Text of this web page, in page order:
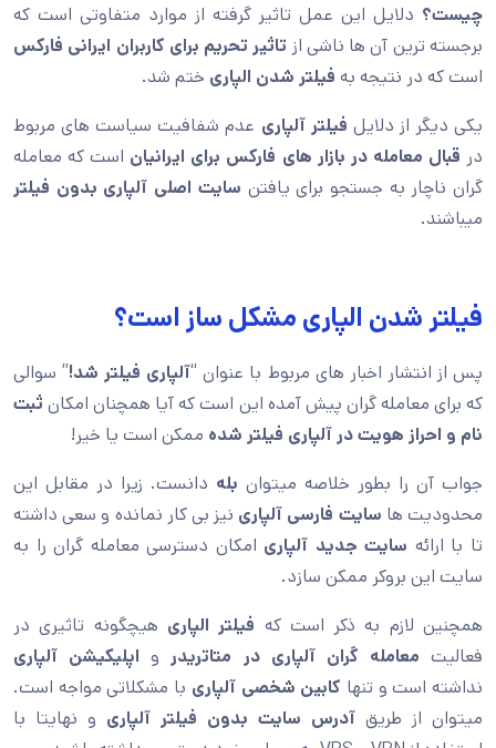
چیست؟ دلایل این عمل تاثیر گرفته از موارد متفاوتی است که
برجسته ترین آن ها ناشی از تاثیر تحریم برای کاربران ایرانی فارکس
است که در نتیجه به فیلتر شدن الپاری ختم شد.
یکی دیگر از دلایل فیلتر آلپاری عدم شفافیت سیاست های مربوط
در قبال معامله در بازار های فارکس برای ایرانیان است که معامله
گران ناچار به جستجو برای یافتن سایت اصلی آلپاری بدون فیلتر
میباشند.
فیلتر شدن الپاری مشکل ساز است؟
پس از انتشار اخبار های مربوط با عنوان “آلپاری فیلتر شد!” سوالی
که برای معامله گران پیش آمده این است که آیا همچنان امکان ثبت
نام و احراز هویت در آلپاری فیلتر شده ممکن است یا خیر!
جواب آن را بطور خلاصه میتوان بله دانست. زیرا در مقابل این
محدودیت ها سایت فارسی آلپاری نیز بی کار نمانده و سعی داشته
تا با ارائه سایت جدید آلپاری امکان دسترسی معامله گران را به
سایت این بروکر ممکن سازد.
همچنین لازم به ذکر است که فیلتر الپاری هیچگونه تاثیری در
فعالیت معامله گران آلپاری در متاتریدرو اپلیکیشن آلپاری
نداشته است و تنها کابین شخصی آلپاری با مشکلاتی مواجه است.
میتوان از طریق آدرس سایت بدون فیلتر آلپاری و نهایتا با